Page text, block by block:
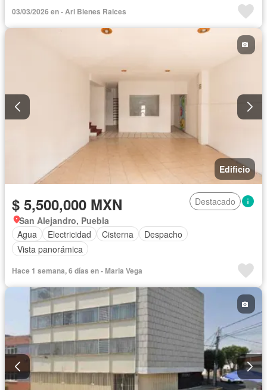
Sala polivalente
Circuito cerrado de televisión
Cuarto de Limpieza
Bodega
03/03/2026 en - Ari Bienes Raices
Edificio
$ 5,500,000 MXN
Destacado
San Alejandro, Puebla
Agua
Electricidad Cisterna
Despacho
Vista panorámica
Hace 1 semana, 6 días en - Maria Vega